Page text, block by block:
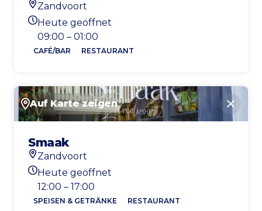
Standort
Zandvoort
Heutigen Öffnungszeiten
Heute geöffnet
09:00 – 01:00
CAFÉ/BAR RESTAURANT
Auf Karte zeigen
Smaak
Standort
Zandvoort
Heutigen Öffnungszeiten
Heute geöffnet
12:00 – 17:00
SPEISEN & GETRÄNKE RESTAURANT